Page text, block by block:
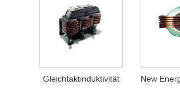
Gleichtaktinduktivität